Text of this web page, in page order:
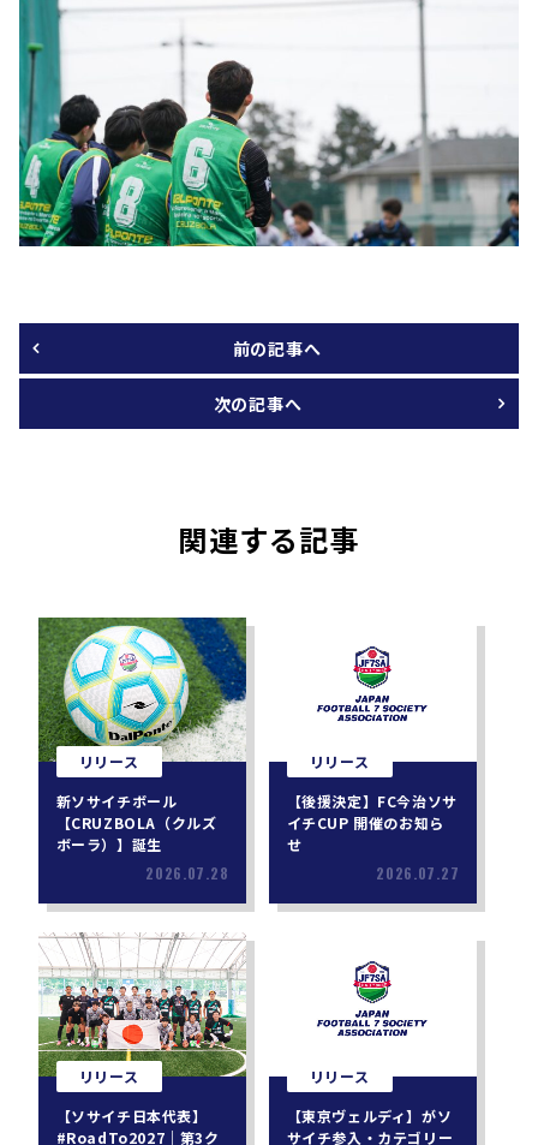
前の記事へ
次の記事へ
関連する記事
リリース
新ソサイチボール
【CRUZBOLA（クルズ
ボーラ）】誕生
2026.07.28
リリース
【後援決定】FC今治ソサ
イチCUP 開催のお知ら
せ
2026.07.27
リリース
【ソサイチ日本代表】
#RoadTo2027｜第3ク
リリース
【東京ヴェルディ】がソ
サイチ参入・カテゴリー